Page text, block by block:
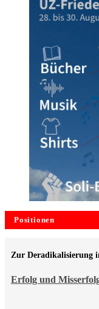
Positionen
Erfolg und
Zur Deradikalisierung